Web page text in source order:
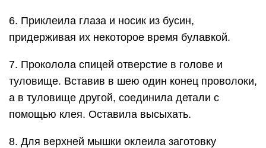
6. Приклеила глаза и носик из бусин,
придерживая их некоторое время булавкой.
7. Проколола спицей отверстие в голове и
туловище. Вставив в шею один конец проволоки,
а в туловище другой, соединила детали с
помощью клея. Оставила высыхать.
8. Для верхней мышки оклеила заготовку